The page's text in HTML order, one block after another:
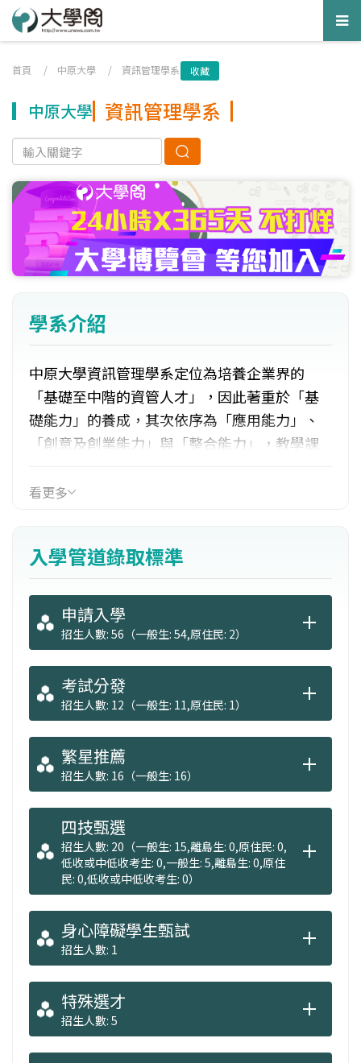
首頁 / 中原大學 / 資訊管理學系 收藏
中原大學 資訊管理學系
學系介紹
中原大學資訊管理學系定位為培養企業界的
「基礎至中階的資管人才」，因此著重於「基
礎能力」的養成，其次依序為「應用能力」、
「創意及創業能力」與「整合能力」，教學課
作倫理與專業技能上，都能符合業界要求。具
括軟體開發及程式設計、資訊支援與服務、數
位內容與傳播、行銷與銷售、企業經營與管理
等行業發展。
看更多
入學管道錄取標準
申請入學
招生人數: 56（一般生: 54,原住民: 2）
考試分發
招生人數: 12（一般生: 11,原住民: 1）
繁星推薦
招生人數: 16（一般生: 16）
四技甄選
招生人數: 20（一般生: 15,離島生: 0,原住民: 0,
低收或中低收考生: 0,一般生: 5,離島生: 0,原住
民: 0,低收或中低收考生: 0）
身心障礙學生甄試
招生人數: 1
特殊選才
招生人數: 5